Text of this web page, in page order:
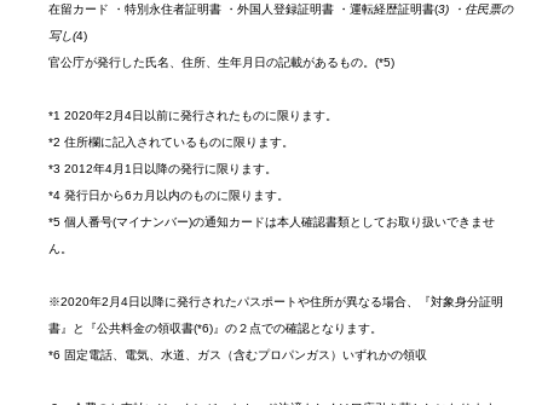
在留カード ・特別永住者証明書 ・外国人登録証明書 ・運転経歴証明書(3) ・住民票の
写し(4)
官公庁が発行した氏名、住所、生年月日の記載があるもの。(*5)
*1 2020年2月4日以前に発行されたものに限ります。
*2 住所欄に記入されているものに限ります。
*3 2012年4月1日以降の発行に限ります。
*4 発行日から6カ月以内のものに限ります。
*5 個人番号(マイナンバー)の通知カードは本人確認書類としてお取り扱いできませ
ん。
※2020年2月4日以降に発行されたパスポートや住所が異なる場合、『対象身分証明
書』と『公共料金の領収書(*6)』の２点での確認となります。
*6 固定電話、電気、水道、ガス（含むプロパンガス）いずれかの領収